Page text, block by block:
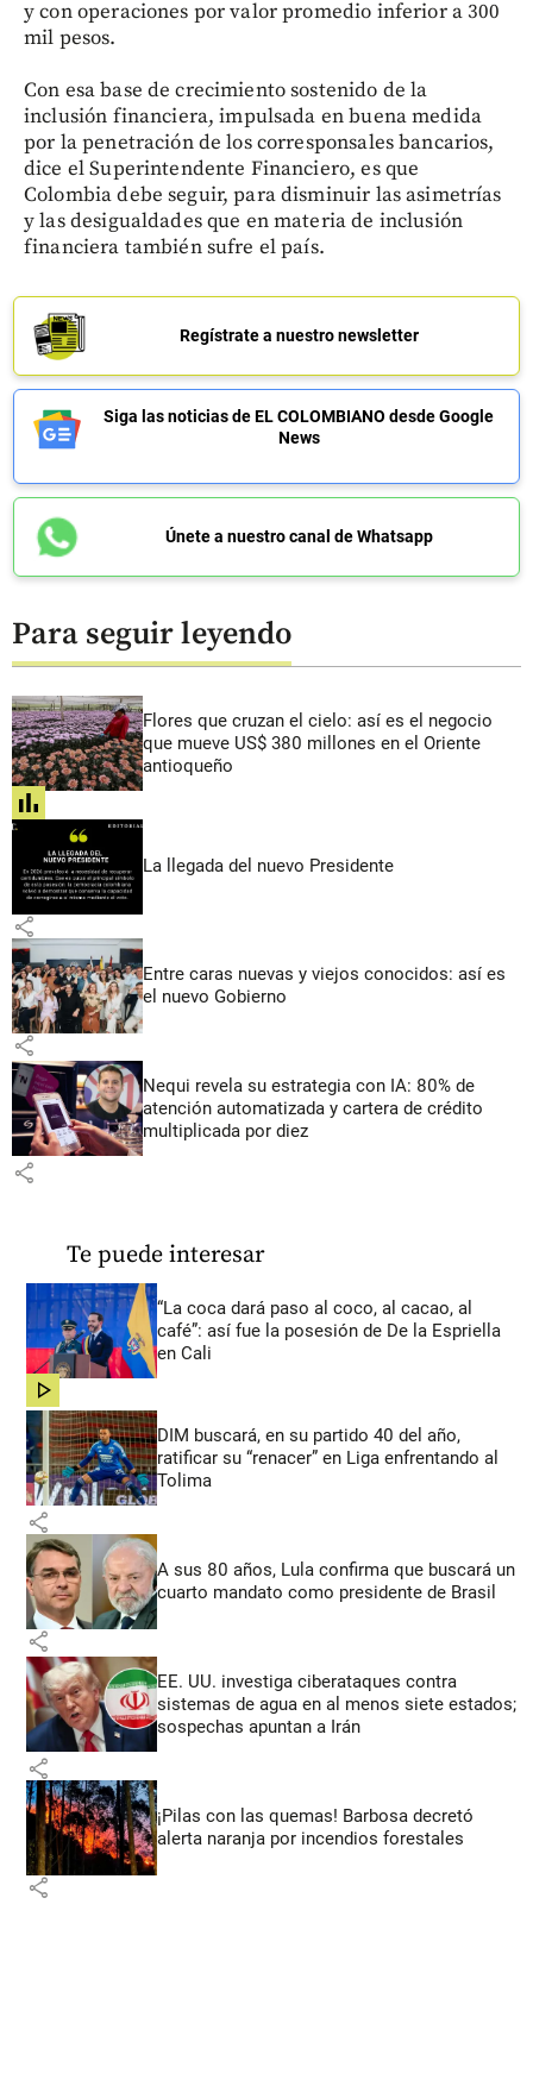
y con operaciones por valor promedio inferior a 300
mil pesos.
Con esa base de crecimiento sostenido de la
inclusión financiera, impulsada en buena medida
por la penetración de los corresponsales bancarios,
dice el Superintendente Financiero, es que
Colombia debe seguir, para disminuir las asimetrías
y las desigualdades que en materia de inclusión
financiera también sufre el país.
Regístrate a nuestro newsletter
Siga las noticias de EL COLOMBIANO desde Google
News
Únete a nuestro canal de Whatsapp
Para seguir leyendo
Flores que cruzan el cielo: así es el negocio
que mueve US$ 380 millones en el Oriente
antioqueño
share
La llegada del nuevo Presidente
share
Entre caras nuevas y viejos conocidos: así es
el nuevo Gobierno
share
Nequi revela su estrategia con IA: 80% de
atención automatizada y cartera de crédito
multiplicada por diez
share
Te puede interesar
“La coca dará paso al coco, al cacao, al
café”: así fue la posesión de De la Espriella
en Cali
share
DIM buscará, en su partido 40 del año,
ratificar su “renacer” en Liga enfrentando al
Tolima
share
A sus 80 años, Lula confirma que buscará un
cuarto mandato como presidente de Brasil
share
EE. UU. investiga ciberataques contra
sistemas de agua en al menos siete estados;
sospechas apuntan a Irán
share
¡Pilas con las quemas! Barbosa decretó
alerta naranja por incendios forestales
share